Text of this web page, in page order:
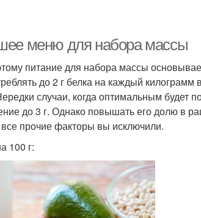
меню для набора массы
питание для набора массы
до 2 г белка на каждый килограмм
случаи, когда оптимальным будет
до 3 г. Однако повышать его долю в
прочие факторы вы исключили.
100 г: